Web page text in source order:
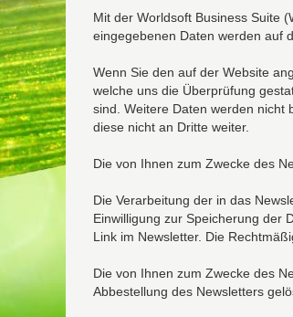
Mit der Worldsoft Business Suite
eingegebenen Daten werden auf
Wenn Sie den auf der Website
welche uns die Überprüfung
sind. Weitere Daten werden nicht
diese nicht an Dritte weiter.
Die von Ihnen zum Zwecke des
Die Verarbeitung der in das
Einwilligung zur Speicherung der
Link im Newsletter. Die
Die von Ihnen zum Zwecke des
Abbestellung des Newsletters